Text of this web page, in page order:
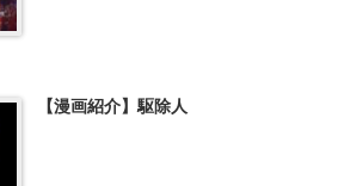
【漫画紹介】駆除人